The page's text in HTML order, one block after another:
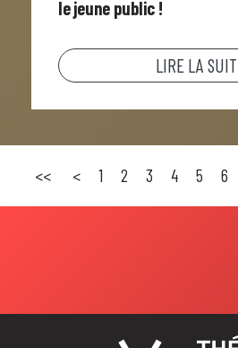
le jeune public !
LIRE LA
<< < 1 2 3 4 5 6